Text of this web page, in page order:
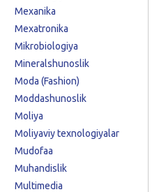
Mexanika
Mexatronika
Mikrobiologiya
Mineralshunoslik
Moda (Fashion)
Moddashunoslik
Moliya
Moliyaviy texnologiyalar
Mudofaa
Muhandislik
Multimedia